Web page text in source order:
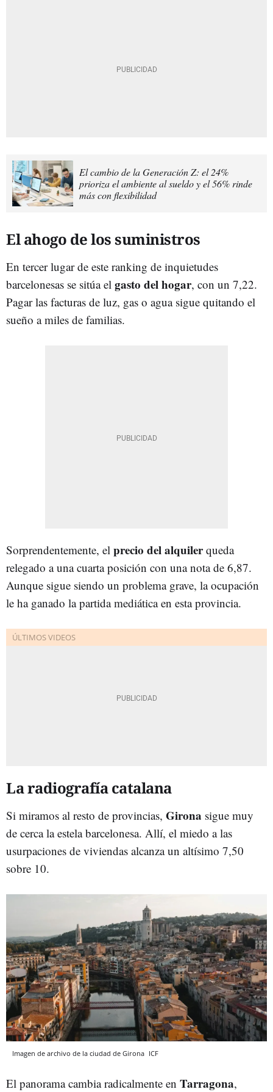
El cambio de la Generación Z: el 24%
prioriza el ambiente al sueldo y el 56% rinde
más con flexibilidad
El ahogo de los suministros
En tercer lugar de este ranking de inquietudes
barcelonesas se sitúa el gasto del hogar, con un 7,22.
Pagar las facturas de luz, gas o agua sigue quitando el
sueño a miles de familias.
Sorprendentemente, el precio del alquilerqueda
relegado a una cuarta posición con una nota de 6,87.
Aunque sigue siendo un problema grave, la ocupación
le ha ganado la partida mediática en esta provincia.
La radiografía catalana
Si miramos al resto de provincias, Girona sigue muy
de cerca la estela barcelonesa. Allí, el miedo a las
usurpaciones de viviendas alcanza un altísimo 7,50
sobre 10.
Imagen de archivo de la ciudad de Girona ICF
El panorama cambia radicalmente en Tarragona,